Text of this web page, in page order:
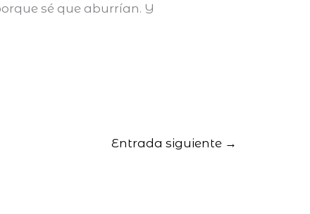
sé que aburrían. Y
Entrada siguiente →